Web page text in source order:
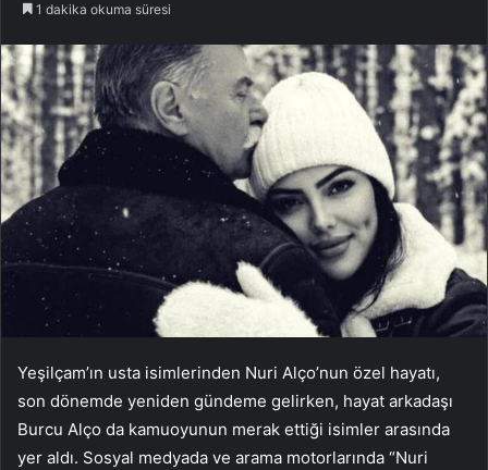
1 dakika okuma süresi
Yeşilçam’ın usta isimlerinden Nuri Alço’nun özel hayatı,
son dönemde yeniden gündeme gelirken, hayat arkadaşı
Burcu Alço da kamuoyunun merak ettiği isimler arasında
yer aldı. Sosyal medyada ve arama motorlarında “Nuri